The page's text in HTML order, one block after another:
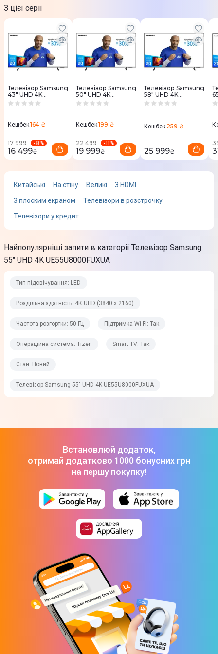
Сумарна потужність динаміків
20 Вт
Особливості аудіо
Adaptive Sound
Q-Symphony
Підтримка Wi-Fi
Так
Бездротові інтерфейси
Bluetooth
Вхід LAN (RJ45)
CI слот
RF In
Аналоговий ТВ-тюнер
DVB-S2
Web-браузер
Додаткова інформація
Auto Game Mode (ALLM)
Змінна частота оновлення (VRR)
З цієї серії
Телевізор Samsung
43" UHD 4K
UE43U8000FUXUA
Кешбек164 ₴
17 999 -8%
16 499₴
Телевізор Samsung
50" UHD 4K
UE50U8000FUXUA
Кешбек199 ₴
22 499 -11%
19 999₴
Телевізор Samsung
58" UHD 4K
UE58U8000FUXUA
Кешбек 259 ₴
25 999₴
Китайські На стіну Великі
З HDMI
З плоским екраном
Телевізори в розстрочку
Телевізори у кредит
Найпопулярніші запити в категорії Телевізор Samsung
55" UHD 4K UE55U8000FUXUA
Тип підсвічування: LED
Роздільна здатність: 4К UHD (3840 x 2160)
Частота розгортки: 50 Гц Підтримка Wi-Fi: Так
Операційна система: Tizen Smart TV: Так
Стан: Новий
Телевізор Samsung 55" UHD 4K UE55U8000FUXUA
Встановлюй додаток,
отримай додатково 1000 бонусних грн
на першу покупку!